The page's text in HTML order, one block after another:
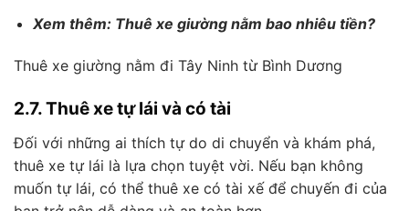
Xem thêm: Thuê xe giường nằm bao nhiêu tiền?
Thuê xe giường nằm đi Tây Ninh từ Bình Dương
2.7. Thuê xe tự lái và có tài
Đối với những ai thích tự do di chuyển và khám phá,
thuê xe tự lái là lựa chọn tuyệt vời. Nếu bạn không
muốn tự lái, có thể thuê xe có tài xế để chuyến đi của